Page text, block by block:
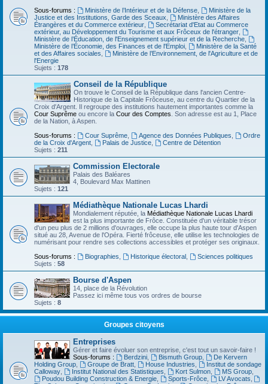
Sous-forums :
Ministère de l’Intérieur et de la Défense,
Ministère de la
Justice et des Institutions, Garde des Sceaux
Ministère des Affaires
Étrangères et du Commerce extérieur
Secrétariat d'Etat au Commerce
extérieur, au Développement du Tourisme et aux Frôceux de l'étranger
Ministère de l’Éducation, de l'Enseignement supérieur et de la Recherche
Ministère de l’Économie, des Finances et de l'Emploi
Ministère de la Santé
et des Affaires sociales
Ministère de l’Environnement, de l'Agriculture et de
l'Energie
Sujets : 178
Conseil de la République
On trouve le Conseil de la République dans l'ancien Centre-
Historique de la Capitale Frôceuse, au centre du Quartier de la
Croix d'Argent. Il regroupe des institutions hautement importantes comme la
Cour Suprême ou encore la Cour des Comptes . Son adresse est au 1, Place
de la Nation, à Aspen.
Sous-forums :
Cour Suprême, Agence des Données Publiques
Ordre
de la Croix d'Argent
Palais de Justice,
Centre de Détention
Sujets : 211
Commission Electorale
Palais des Baléares
4, Boulevard Max Mattinen
Sujets : 121
Médiathèque Nationale Lucas Lhardi
Mondialement réputée, la Médiathèque Nationale Lucas Lhardi
est la plus importante de Frôce. Constituée d'un véritable trésor
d'un peu plus de 2 millions d'ouvrages, elle occupe la plus haute tour d'Aspen
situé au 28, Avenue de l'Opéra. Fierté frôceuse, elle utilise les technologies de
numérisant pour rendre ses collections accessibles et protéger ses originaux.
Sous-forums :
Biographies Historique électoral,
Sciences politiques
Sujets : 58
Bourse d'Aspen
14, place de la Révolution
Passez ici même tous vos ordres de bourse
Sujets : 8
Groupes citoyens
Entreprises
Gérer et faire évoluer son entreprise, c'est tout un savoir-faire !
Sous-forums :
Berdzini, Bismuth Group,
De Kervern
Holding Group
Groupe de Bratt, House Industries
Institut de sondage
Calloway
Institut National des Statistiques Kort Sulmon, MS Group,
Poudou Building Construction & Energie, Sports-Frôce, LV Avocats